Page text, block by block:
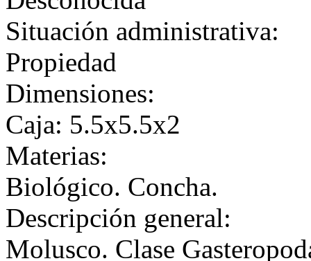
Situación administrativa:
Propiedad
Dimensiones:
Caja: 5.5x5.5x2
Materias:
Biológico. Concha.
Descripción general:
Molusco. Clase